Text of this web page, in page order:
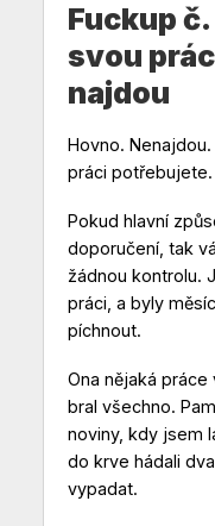
Fuckup
svou
najdou
Hovno.
práci potřebujete.
Pokud hlavní
doporučení, tak
žádnou kontrolu.
práci, a byly
píchnout.
Ona nějaká
bral všechno.
noviny, kdy jsem
do krve hádali
vypadat.